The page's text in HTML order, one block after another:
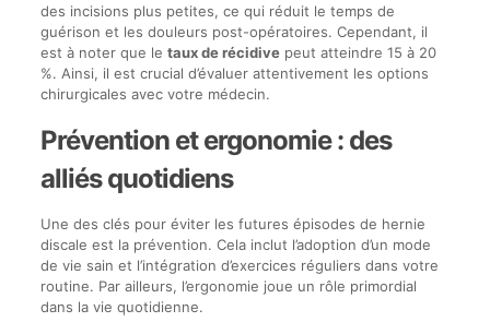
des incisions plus petites, ce qui réduit le temps de
guérison et les douleurs post-opératoires. Cependant, il
est à noter que le taux de récidivepeut atteindre 15 à 20
%. Ainsi, il est crucial d’évaluer attentivement les options
chirurgicales avec votre médecin.
Prévention et ergonomie : des
alliés quotidiens
Une des clés pour éviter les futures épisodes de hernie
discale est la prévention. Cela inclut l’adoption d’un mode
de vie sain et l’intégration d’exercices réguliers dans votre
routine. Par ailleurs, l’ergonomie joue un rôle primordial
dans la vie quotidienne.